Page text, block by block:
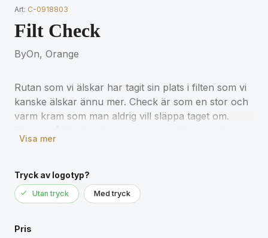
Art: C-0918803
Filt Check
ByOn, Orange
Rutan som vi älskar har tagit sin plats i filten som vi
kanske älskar ännu mer. Check är som en stor och
varm kram som man aldrig vill släppa taget om.
mixed orange.
Produktinformation
Levereras med hangtag
Bredd: 1250 mm
Visa mer
Tryck av logotyp?
Utan tryck Med tryck
Pris